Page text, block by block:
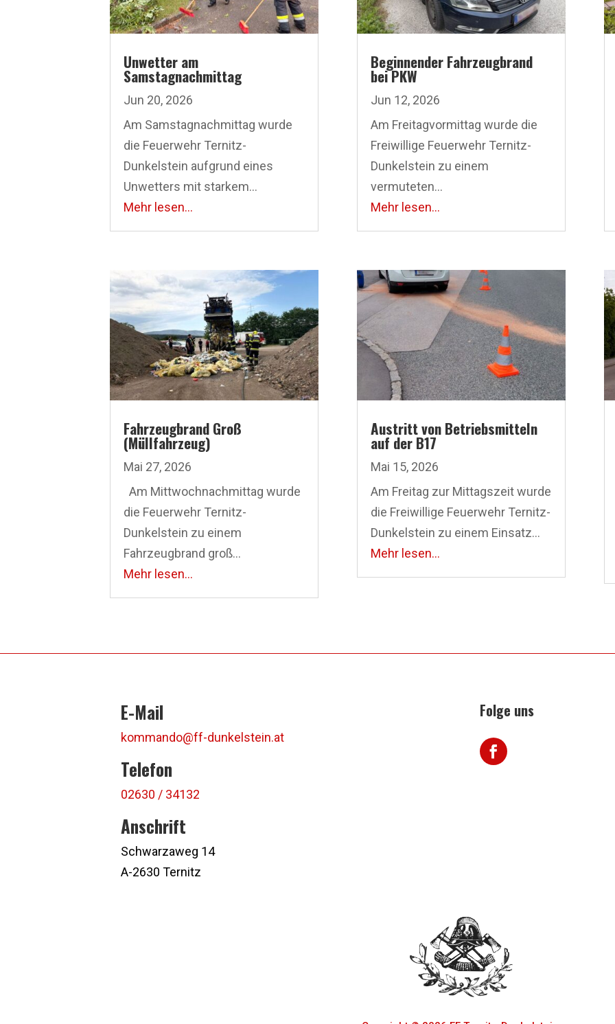
Unwetter am
Samstagnachmittag
Jun 20, 2026
Am Samstagnachmittag wurde
die Feuerwehr Ternitz-
Dunkelstein aufgrund eines
Unwetters mit starkem...
Mehr lesen...
Fahrzeugbrand Groß
(Müllfahrzeug)
Mai 27, 2026
Am Mittwoch­nachmittag wurde
die Feuerwehr Ternitz-
Dunkelstein zu einem
Fahrzeugbrand groß...
Mehr lesen...
Beginnender Fahrzeugbrand
bei PKW
Jun 12, 2026
Am Freitagvormittag wurde die
Freiwillige Feuerwehr Ternitz-
Dunkelstein zu einem
vermuteten...
Mehr lesen...
Austritt von Betriebsmitteln
auf der B17
Mai 15, 2026
Am Freitag zur Mittagszeit wurde
die Freiwillige Feuerwehr Ternitz-
Dunkelstein zu einem Einsatz...
Mehr lesen...
E-Mail
kommando@ff-dunkelstein.at
Telefon
02630 / 34132
Anschrift
Schwarzaweg 14
A-2630 Ternitz
Folge uns